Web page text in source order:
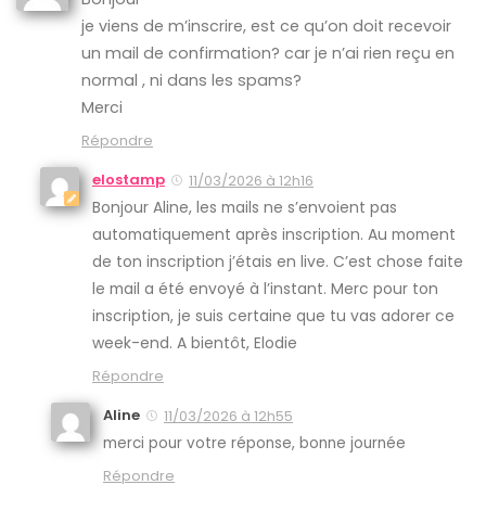
je viens de m’inscrire, est ce qu’on doit recevoir
un mail de confirmation? car je n’ai rien reçu en
normal , ni dans les spams?
Merci
Répondre
elostamp
11/03/2026 à 12h16
Bonjour Aline, les mails ne s’envoient pas
automatiquement après inscription. Au moment
de ton inscription j’étais en live. C’est chose faite
le mail a été envoyé à l’instant. Merc pour ton
inscription, je suis certaine que tu vas adorer ce
week-end. A bientôt, Elodie
Répondre
Aline
11/03/2026 à 12h55
merci pour votre réponse, bonne journée
Répondre